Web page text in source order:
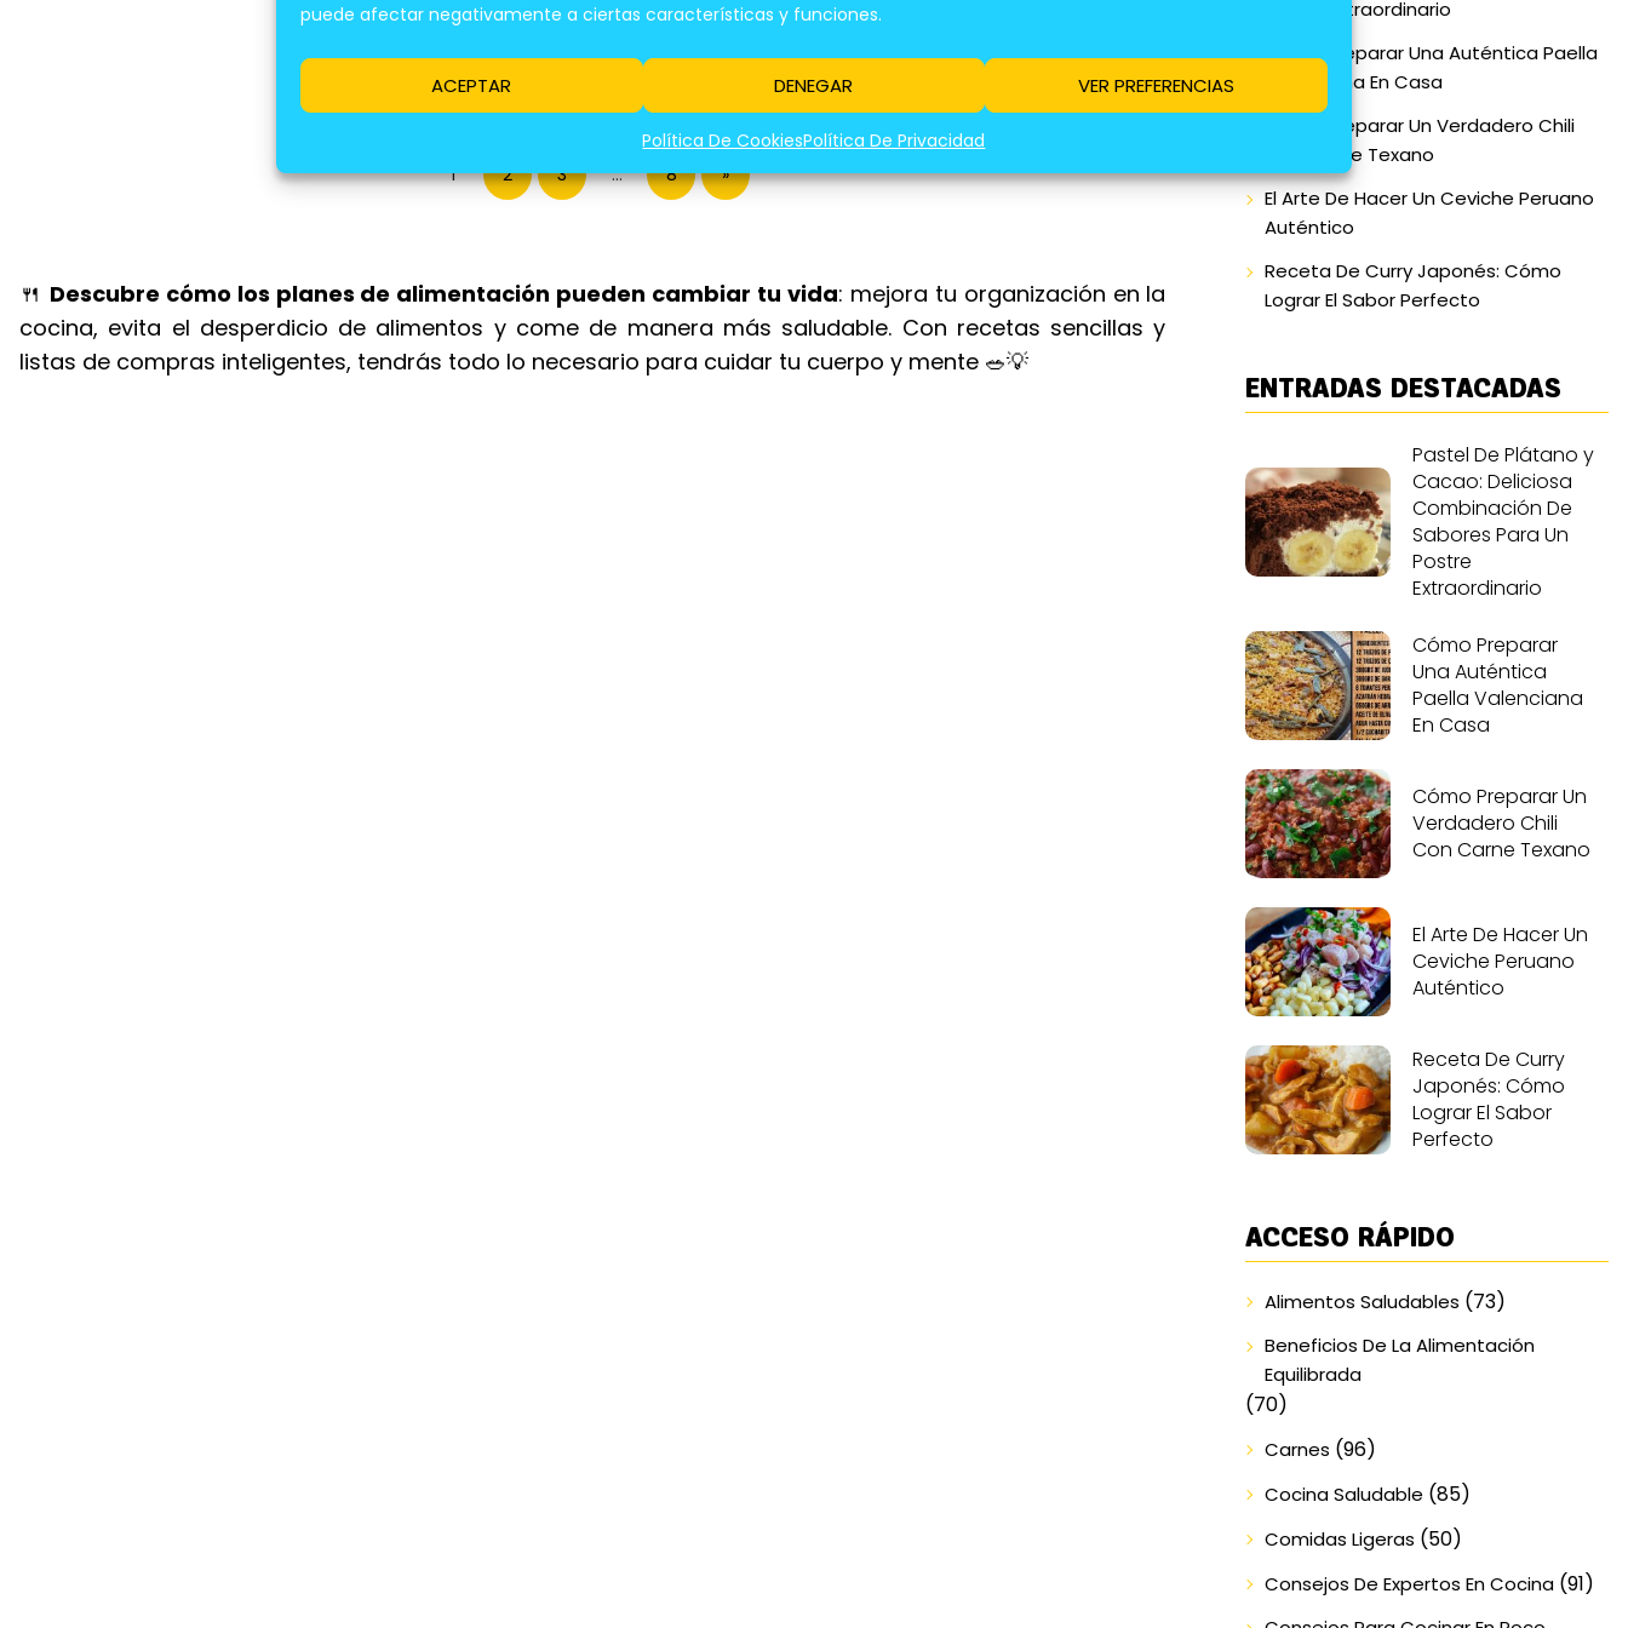
puede afectar negativamente a ciertas características y funciones.
ACEPTAR DENEGAR VER PREFERENCIAS
Política De CookiesPolítica De Privacidad
MEDITERRÁNEO:
1 2 3 … 8 »
🍴 Descubre cómo los planes de alimentación pueden cambiar tu vida: mejora tu organización en la
cocina, evita el desperdicio de alimentos y come de manera más saludable. Con recetas sencillas y
listas de compras inteligentes, tendrás todo lo necesario para cuidar tu cuerpo y mente 🥗💡
Postre Extraordinario
Cómo Preparar Una Auténtica Paella
Valenciana En Casa
Cómo Preparar Un Verdadero Chili
Con Carne Texano
El Arte De Hacer Un Ceviche Peruano
Auténtico
Receta De Curry Japonés: Cómo
Lograr El Sabor Perfecto
ENTRADAS DESTACADAS
Pastel De Plátano y
Cacao: Deliciosa
Combinación De
Sabores Para Un
Postre
Extraordinario
Cómo Preparar
Una Auténtica
Paella Valenciana
En Casa
Cómo Preparar Un
Verdadero Chili
Con Carne Texano
El Arte De Hacer Un
Ceviche Peruano
Auténtico
Receta De Curry
Japonés: Cómo
Lograr El Sabor
Perfecto
ACCESO RÁPIDO
Alimentos Saludables (73)
Beneficios De La Alimentación
Equilibrada
(70)
Carnes (96)
Cocina Saludable (85)
Comidas Ligeras (50)
Consejos De Expertos En Cocina(91)